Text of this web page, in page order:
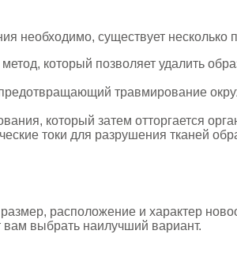
необходимо, существует
который позволяет удалить
травмирование
который затем отторгается
токи для разрушения тканей
расположение и характер
выбрать наилучший вариант.